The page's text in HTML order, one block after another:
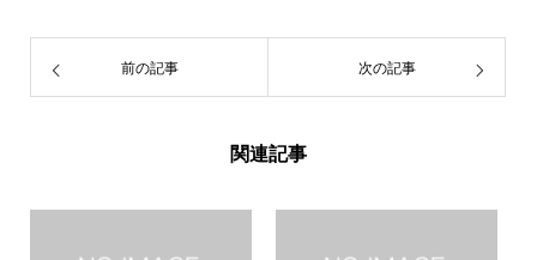
前の記事 次の記事
関連記事